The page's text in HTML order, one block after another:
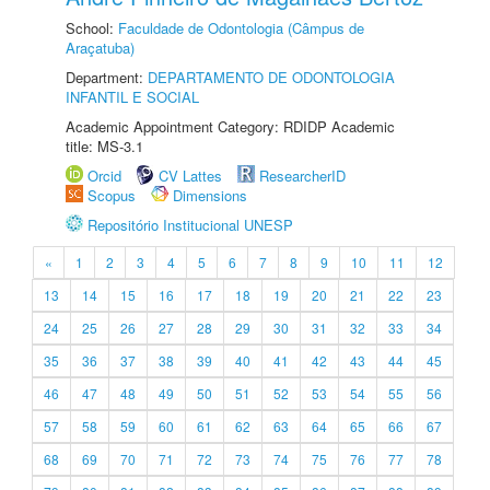
School: Faculdade de Odontologia (Câmpus de
Araçatuba)
Department: DEPARTAMENTO DE ODONTOLOGIA
INFANTIL E SOCIAL
Academic Appointment Category: RDIDP Academic
title: MS-3.1
Orcid
CV Lattes
ResearcherID
Scopus
Dimensions
Repositório Institucional UNESP
« 1 2 3 4 5 6 7 8 9 10 11
12
13
14 15 16 17 18 19 20 21 22
23
24
25 26 27 28 29 30 31 32 33
34
35
36 37 38 39 40 41 42 43 44
45
46
47 48 49 50 51 52 53 54 55
56
57
58 59 60 61 62 63 64 65 66
67
68
69 70 71 72 73 74 75 76 77
78